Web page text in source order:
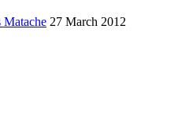
Matache 27 March 2012